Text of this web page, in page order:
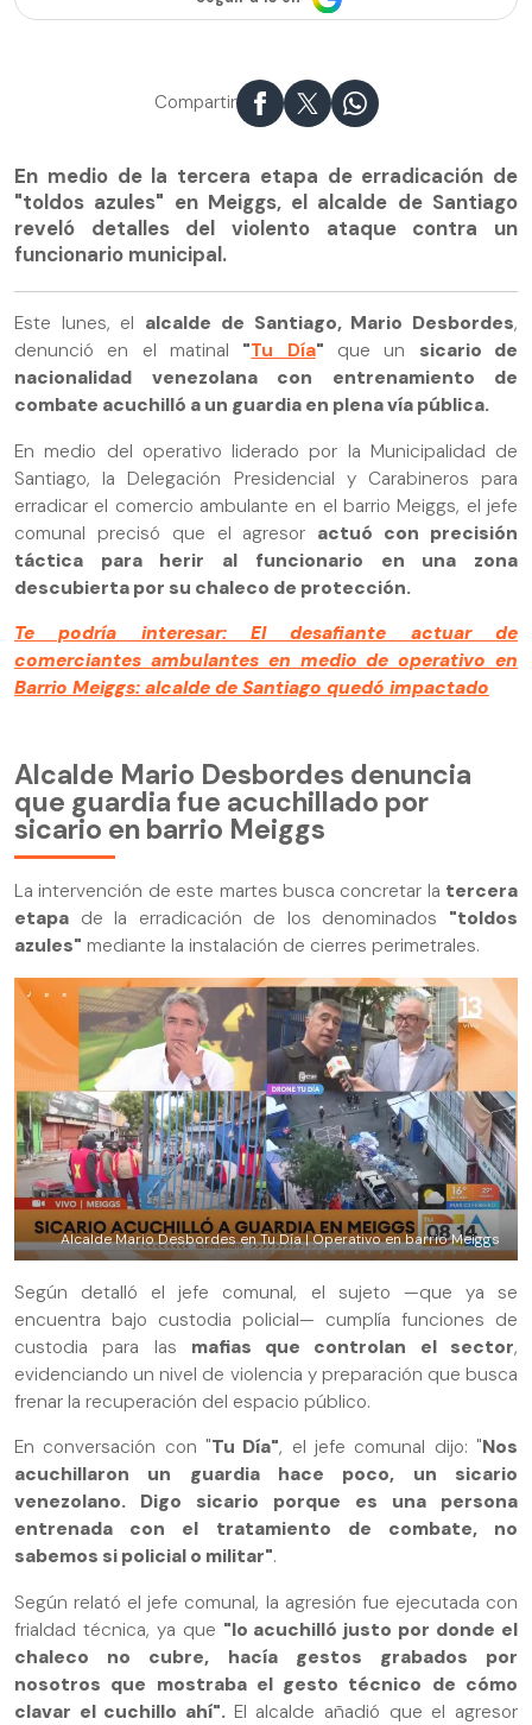
Compartir
En medio de la tercera etapa de erradicación de
"toldos azules" en Meiggs, el alcalde de Santiago
reveló detalles del violento ataque contra un
funcionario municipal.
Este lunes, el alcalde de Santiago, Mario Desbordes,
denunció en el matinal "Tu Día" que un sicario de
nacionalidad venezolana con entrenamiento de
combate acuchilló a un guardia en plena vía pública.
En medio del operativo liderado por la Municipalidad de
Santiago, la Delegación Presidencial y Carabineros para
erradicar el comercio ambulante en el barrio Meiggs, el jefe
comunal precisó que el agresor actuó con precisión
táctica para herir al funcionario en una zona
descubierta por su chaleco de protección.
Te podría interesar: El desafiante actuar de
comerciantes ambulantes en medio de operativo en
Barrio Meiggs: alcalde de Santiago quedó impactado
Alcalde Mario Desbordes denuncia
que guardia fue acuchillado por
sicario en barrio Meiggs
La intervención de este martes busca concretar la tercera
etapa de la erradicación de los denominados "toldos
azules" mediante la instalación de cierres perimetrales.
Alcalde Mario Desbordes en Tu Día | Operativo en barrio Meiggs
Según detalló el jefe comunal, el sujeto —que ya se
encuentra bajo custodia policial— cumplía funciones de
custodia para las mafias que controlan el sector,
evidenciando un nivel de violencia y preparación que busca
frenar la recuperación del espacio público.
En conversación con "Tu Día", el jefe comunal dijo: "Nos
acuchillaron un guardia hace poco, un sicario
venezolano. Digo sicario porque es una persona
entrenada con el tratamiento de combate, no
sabemos si policial o militar".
Según relató el jefe comunal, la agresión fue ejecutada con
frialdad técnica, ya que "lo acuchilló justo por donde el
chaleco no cubre, hacía gestos grabados por
nosotros que mostraba el gesto técnico de cómo
clavar el cuchillo ahí". El alcalde añadió que el agresor